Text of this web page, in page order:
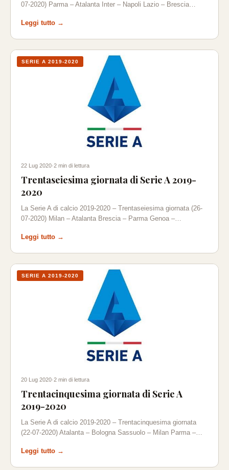
07-2020) Parma – Atalanta Inter – Napoli Lazio – Brescia…
Leggi tutto →
SERIE A 2019-2020
22 Lug 2020·2 min di lettura
Trentaseiesima giornata di Serie A 2019-
2020
La Serie A di calcio 2019-2020 – Trentaseiesima giornata (26-
07-2020) Milan – Atalanta Brescia – Parma Genoa –…
Leggi tutto →
SERIE A 2019-2020
20 Lug 2020·2 min di lettura
Trentacinquesima giornata di Serie A
2019-2020
La Serie A di calcio 2019-2020 – Trentacinquesima giornata
(22-07-2020) Atalanta – Bologna Sassuolo – Milan Parma –…
Leggi tutto →